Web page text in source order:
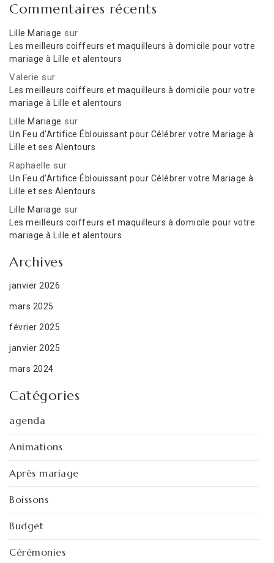
Commentaires récents
Lille Mariage sur
Les meilleurs coiffeurs et maquilleurs à domicile pour votre
mariage à Lille et alentours
Valerie sur
Les meilleurs coiffeurs et maquilleurs à domicile pour votre
mariage à Lille et alentours
Lille Mariage sur
Un Feu d’Artifice Éblouissant pour Célébrer votre Mariage à
Lille et ses Alentours
Raphaelle sur
Un Feu d’Artifice Éblouissant pour Célébrer votre Mariage à
Lille et ses Alentours
Lille Mariage sur
Les meilleurs coiffeurs et maquilleurs à domicile pour votre
mariage à Lille et alentours
Archives
janvier 2026
mars 2025
février 2025
janvier 2025
mars 2024
Catégories
agenda
Animations
Après mariage
Boissons
Budget
Cérémonies